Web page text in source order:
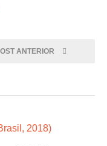
ANTERIOR